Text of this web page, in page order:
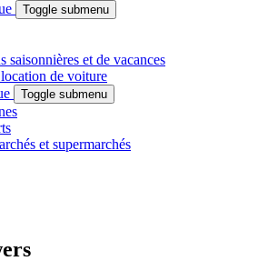
Toggle submenu
saisonnières et de vacances
de voiture
Toggle submenu
et supermarchés